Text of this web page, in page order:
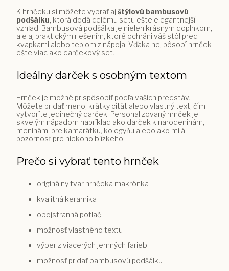
K hrnčeku si môžete vybrať aj štýlovú bambusovú
podšálku , ktorá dodá celému setu ešte elegantnejší
vzhľad. Bambusová podšálka je nielen krásnym doplnkom,
ale aj praktickým riešením, ktoré ochráni váš stôl pred
kvapkami alebo teplom z nápoja. Vďaka nej pôsobí hrnček
ešte viac ako darčekový set.
Ideálny darček s osobným textom
Hrnček je možné prispôsobiť podľa vašich predstáv.
Môžete pridať meno, krátky citát alebo vlastný text, čím
vytvoríte jedinečný darček. Personalizovaný hrnček je
skvelým nápadom napríklad ako darček k narodeninám,
meninám, pre kamarátku, kolegyňu alebo ako milá
pozornosť pre niekoho blízkeho.
Prečo si vybrať tento hrnček
originálny tvar hrnčeka makrónka
kvalitná keramika
obojstranná potlač
možnosť vlastného textu
výber z viacerých jemných farieb
možnosť pridať bambusovú podšálku